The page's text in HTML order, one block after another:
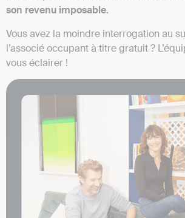
son revenu imposable​​.
Vous avez la moindre interrogation au
l’associé occupant à titre gratuit ?
vous éclairer !